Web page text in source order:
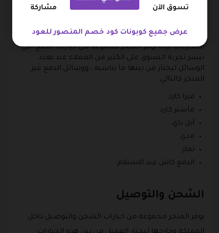
خيارات الدفع عبر المتجر
لأفضل سعر مثل استخدام كود خصم المنصور للعود على
مشترياته فإنه يوفر المتجر مجموعة من خيارات الدفع التي
تيسر تجربة التسوق على الكثير من العملاء عند تعدد
الوسائل ليختار من بينها ما يناسبه ، ووسائل الدفع عبر
المتجر كالتالي:
فيزا كارد.
ماستر كارد.
آبل باي.
مدي.
تمار.
الدفع كاش عند الاستلام.
الشحن والتوصيل
يوفر المتجر مجموعة من خيارات الشحن والتوصيل داخل
تسوق الآن مشاركة
عرض جميع كوبونات كود خصم المنصور للعود